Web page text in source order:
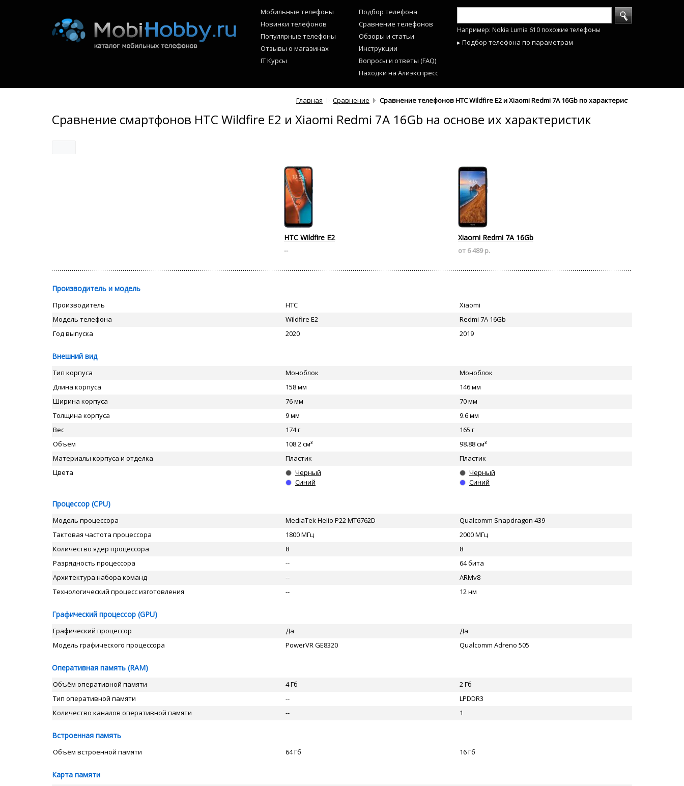
Мобильные телефоны
Новинки телефонов
Популярные телефоны
Отзывы о магазинах
IT Курсы
Подбор телефона
Сравнение телефонов
Обзоры и статьи
Инструкции
Вопросы и ответы (FAQ)
Находки на Алиэкспресс
Например: Nokia Lumia 610 похожие телефоны
▸ Подбор телефона по параметрам
Главная Сравнение Сравнение телефонов HTC Wildfire E2 и Xiaomi Redmi 7A 16Gb по характеристикам -
Сравнение смартфонов HTC Wildfire E2 и Xiaomi Redmi 7A 16Gb на основе их характеристик
HTC Wildfire E2
--
Xiaomi Redmi 7A 16Gb
от 6 489 р.
Производитель и модель
Производитель HTC
Xiaomi
Модель телефона
Wildfire E2
Redmi 7A 16Gb
Год выпуска
2020 2019
Внешний вид
Тип корпуса Моноблок
Моноблок
Длина корпуса
158 мм
146 мм
Ширина корпуса
76 мм
70 мм
Толщина корпуса
9 мм
9.6 мм
Вес
174 г
165 г
Объем
108.2 см³
98.88 см³
Материалы корпуса и отделка
Пластик
Пластик
Цвета
Черный
Синий
Черный
Синий
Процессор (CPU)
Модель процессора MediaTek Helio P22 MT6762D
Qualcomm Snapdragon 439
Тактовая частота процессора
1800 МГц
2000 МГц
Количество ядер процессора
8
8
Разрядность процессора
--
64 бита
Архитектура набора команд
--
ARMv8
Технологический процесс изготовления
-- 12 нм
Графический процессор (GPU)
Графический процессор Да
Да
Модель графического процессора
PowerVR GE8320 Qualcomm Adreno 505
Оперативная память (RAM)
Объём оперативной памяти 4 Гб
2 Гб
Тип оперативной памяти
--
LPDDR3
Количество каналов оперативной памяти
-- 1
Встроенная память
Объём встроенной памяти 64 Гб 16 Гб
Карта памяти